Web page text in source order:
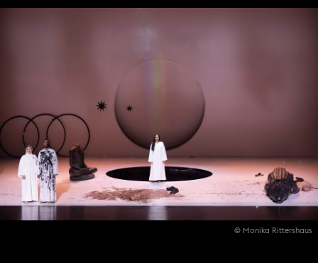
© Monika Rittershaus